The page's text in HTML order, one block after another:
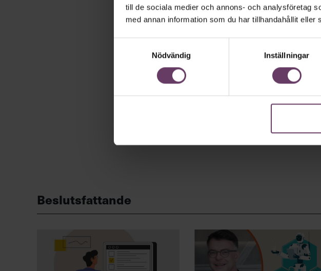
till de sociala medier och annons- och analysföretag
med annan information som du har tillhandahållit
Nödvändig
Inställningar
Beslutsfattande